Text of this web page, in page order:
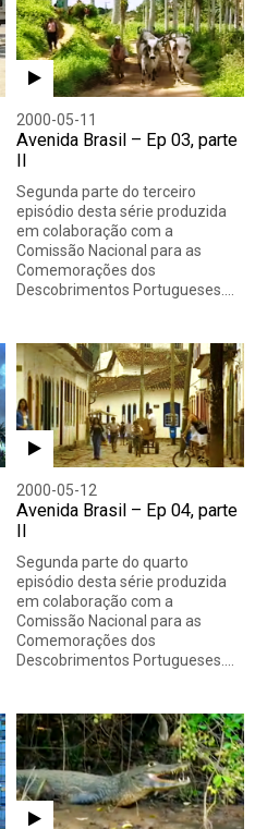
2000-05-11
Avenida Brasil – Ep 03, parte
Segunda parte do terceiro
episódio desta série produzida
em colaboração com a
Comissão Nacional para as
Comemorações dos
Descobrimentos Portugueses.…
2000-05-12
Avenida Brasil – Ep 04, parte
Segunda parte do quarto
episódio desta série produzida
em colaboração com a
Comissão Nacional para as
Comemorações dos
Descobrimentos Portugueses.…